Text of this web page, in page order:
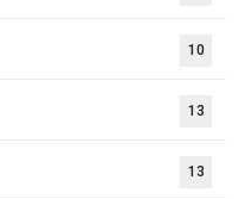
10
13
13